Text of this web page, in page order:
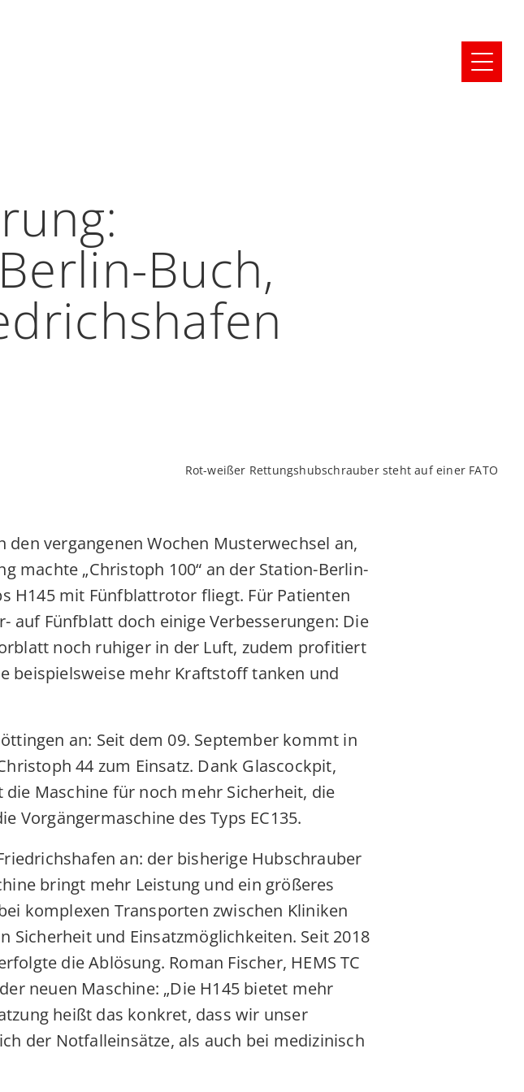
Buch,
Rot-weißer Rettungshubschrauber steht auf einer FATO
vergangenen Wochen Musterwechsel an,
machte „Christoph 100“ an der Station-Berlin-
H145 mit Fünfblattrotor fliegt. Für Patienten
auf Fünfblatt doch einige Verbesserungen: Die
noch ruhiger in der Luft, zudem profitiert
beispielsweise mehr Kraftstoff tanken und
an: Seit dem 09. September kommt in
44 zum Einsatz. Dank Glascockpit,
Maschine für noch mehr Sicherheit, die
Vorgängermaschine des Typs EC135.
an: der bisherige Hubschrauber
bringt mehr Leistung und ein größeres
komplexen Transporten zwischen Kliniken
Sicherheit und Einsatzmöglichkeiten. Seit 2018
die Ablösung. Roman Fischer, HEMS TC
neuen Maschine: „Die H145 bietet mehr
heißt das konkret, dass wir unser
der Notfalleinsätze, als auch bei medizinisch